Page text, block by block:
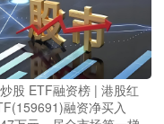
股 ETF融资榜 | 港股红
融资净买入